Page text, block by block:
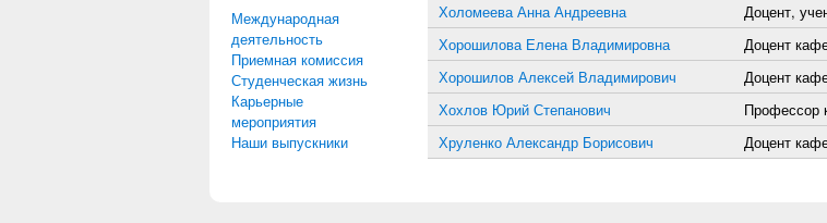
Международная
деятельность
Приемная комиссия
Студенческая жизнь
Карьерные
мероприятия
Наши выпускники
Холомеева Анна Андреевна
Доцент,
Хорошилова Елена Владимировна
Доцент
Хорошилов Алексей Владимирович
Доцент
Хохлов Юрий Степанович
Профессор
Хруленко Александр Борисович
Доцент